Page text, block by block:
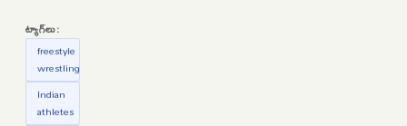
ట్యాగ్‌లు:
freestyle
wrestling
Indian
athletes